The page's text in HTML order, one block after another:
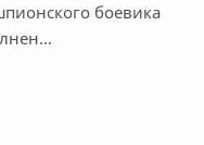
боевика